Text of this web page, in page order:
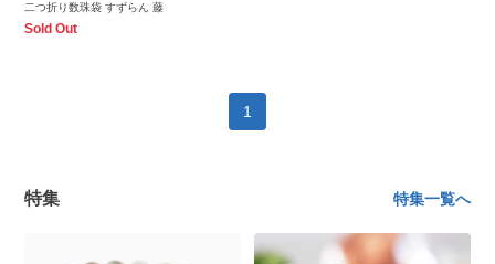
二つ折り数珠袋 すずらん 藤
Sold Out
1
特集 特集一覧へ